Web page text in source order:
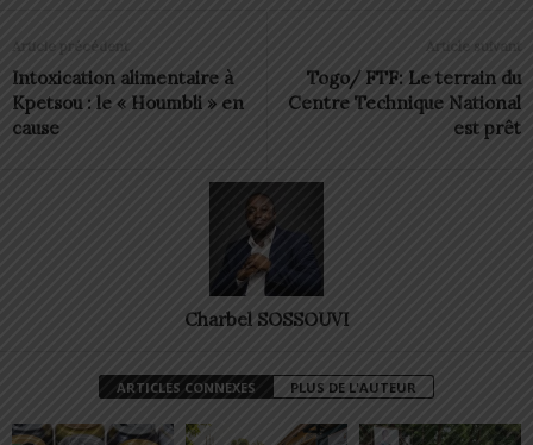
Article précédent
Intoxication alimentaire à
Kpetsou : le « Houmbli » en
cause
Article suivant
Togo/ FTF: Le terrain du
Centre Technique National
est prêt
Charbel SOSSOUVI
ARTICLES CONNEXES PLUS DE L'AUTEUR